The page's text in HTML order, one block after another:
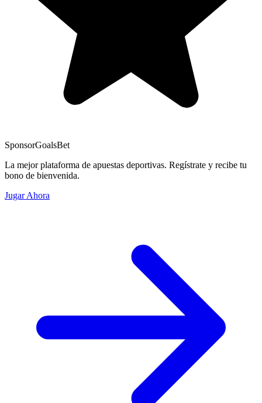
SponsorGoalsBet
La mejor plataforma de apuestas deportivas. Regístrate y recibe tu
bono de bienvenida.
Jugar Ahora